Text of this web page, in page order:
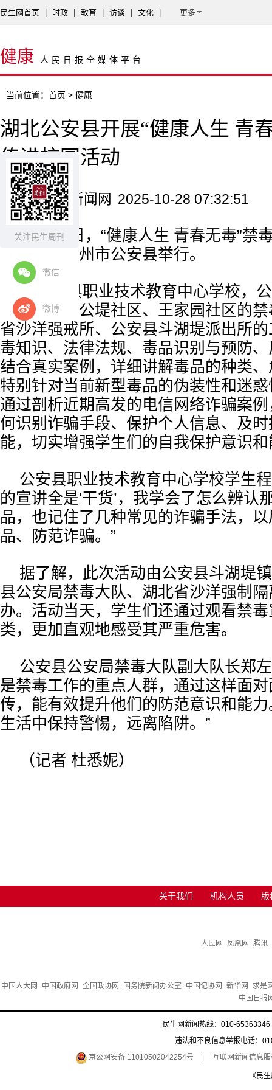
关注民生周刊
微信
微博
民生网首页 时政 教育 访谈 文化 更多
健康 人民日报全媒体平台
当前位置： 首页 > 健康
湖北公安县开展“健康人生 青
传进校园活动
来源：公安新闻网 2025-10-28 07:32:51
10月23日，“健康人生 青春无毒”禁
湖北省荆州市公安县举行。
在公安县职业技术教育中心学校，
锋社区、杨公堤社区、王家园社区的
省沙洋强戒所、公安县斗湖堤派出所
毒知识、法律法规、毒品识别与预防
结合真实案例，详细讲解毒品的种类
特别针对当前新型毒品的伪装性和迷
通过剖析近期高发的电信网络诈骗案
何识别诈骗手段、保护个人信息、及
能，切实增强学生们的自我保护意识
公安县职业技术教育中心学校学生
的宣讲全是'干货’，我学会了怎么辨认
品，也记住了几种常见的诈骗手法，
品、防范诈骗。”
据了解，此次活动由公安县斗湖堤
县公安局禁毒大队、湖北省沙洋强制
办。活动当天，学生们还通过观看禁
类，更加直观地感受其严重危害。
公安县公安局禁毒大队副大队长郑
是禁毒工作的重点人群，通过这样面
传，能有效提升他们的防范意识和能
生活中保持警惕，远离陷阱。”
（记者 杜悉妮）
关于我们 机构人员 版
人民网 凤凰网 腾讯
中国人大网 中国政府网 全国政协网 国务院新闻办公室 中国记协网 新华网
求是
中国日报
民生网新闻热线：010-
违法和不良信息举报电话：
京公网安备 11010502042254号
互联网新闻信息
《民